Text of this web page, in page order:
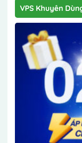
VPS Khuyên